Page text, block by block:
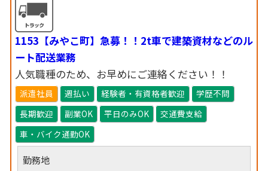
1153【みやこ町】急募！！2t車で建築資材などのル
ート配送業務
人気職種のため、お早めにご連絡ください！！
派遣社員 週払い 経験者・有資格者歓迎
学歴不問
長期歓迎
副業OK 平日のみOK
交通費支給
車・バイク通勤OK
勤務地